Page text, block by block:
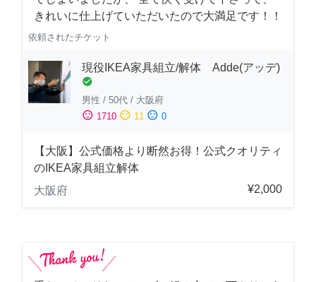
きれいに仕上げていただいたので大満足です！！
依頼されたチケット
現役IKEA家具組立/解体 Adde(アッデ)
check_circle
男性 / 50代 / 大阪府
sentiment_satisfied 1710 sentiment_neutral 11 sentiment_dissatisfied 0
【大阪】公式価格より断然お得！公式クオリティ
のIKEA家具組立解体
大阪府
¥2,000